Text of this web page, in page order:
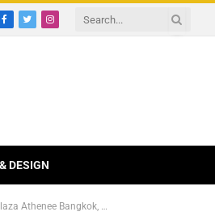
Facebook
TwitterInstagram
DESIGN
Royal Meridien 4/5 Stars